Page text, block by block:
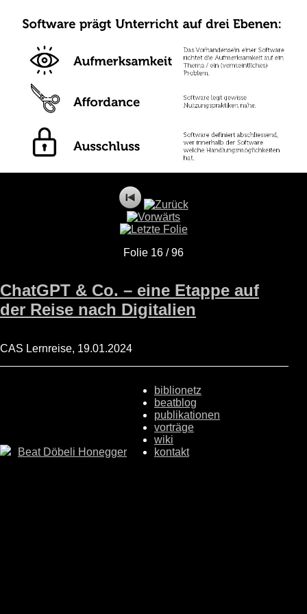
Folie 16 / 96
ChatGPT & Co. – eine Etappe auf
der Reise nach Digitalien
CAS Lernreise, 19.01.2024
Beat Döbeli Honegger
biblionetz
beatblog
publikationen
vorträge
wiki
kontakt